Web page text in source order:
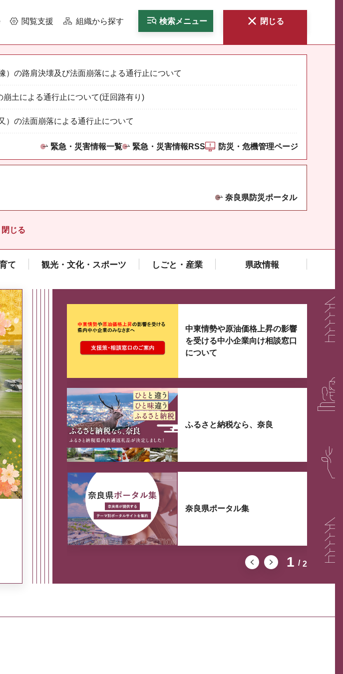
閲覧支援 組織から探す 検索メニュー 閉じる
）の路肩決壊及び法面崩落による通行止について
土による通行止について(迂回路有り)
）の法面崩落による通行止について
緊急・災害情報一覧 緊急・災害情報RSS 防災・危機管理ページ
奈良県防災ポータル
閉じる
て 観光・文化・スポーツ しごと・産業 県政情報
ここから最大3つずつ情報が表示されるスライダーがあります。
1 2
だより奈良」
県政策集
中東情勢や原油価格上昇の影響
を受ける中小企業向け相談窓口
について
ふるさと納税なら、奈良
奈良県ポータル集